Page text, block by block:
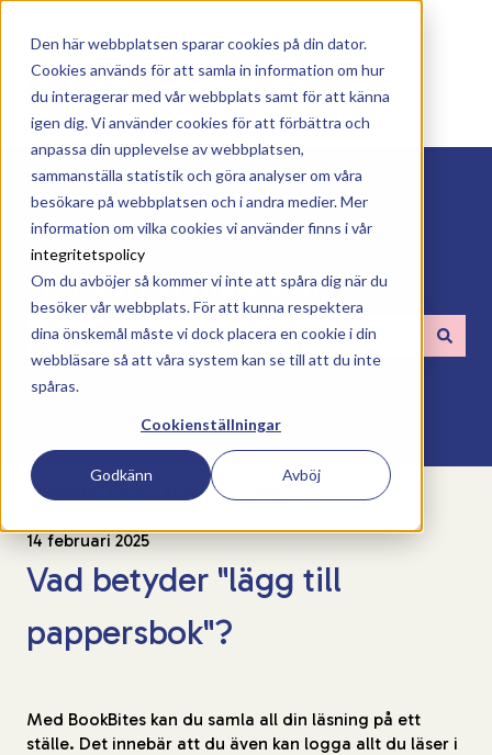
Den här webbplatsen sparar cookies på din dator.
Cookies används för att samla in information om hur
du interagerar med vår webbplats samt för att känna
igen dig. Vi använder cookies för att förbättra och
anpassa din upplevelse av webbplatsen,
sammanställa statistik och göra analyser om våra
besökare på webbplatsen och i andra medier. Mer
information om vilka cookies vi använder finns i vår
integritetspolicy
Om du avböjer så kommer vi inte att spåra dig när du
besöker vår webbplats. För att kunna respektera
dina önskemål måste vi dock placera en cookie i din
webbläsare så att våra system kan se till att du inte
spåras.
Cookienställningar
Godkänn Avböj
Hur kan vi hjälpa dig?
Det finns inga förslag eftersom sökfältet är tomt.
BookBites Help Center
14 februari 2025
Vad betyder "lägg till
pappersbok"?
Med BookBites kan du samla all din läsning på ett
ställe. Det innebär att du även kan logga allt du läser i